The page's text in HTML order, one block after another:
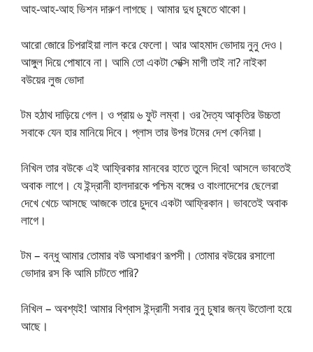
আহ-আহ-আহ ভিশন দারুণ লাগছে। আমার দুধ চুষতে থাকো।
আরো জোরে চিপরাইয়া লাল করে ফেলো। আর আহমাদ ভোদায় নুনু দেও।
আঙ্গুল দিয়ে পোষাবে না। আমি তো একটা সেক্সি মাগী তাই না? নাইকা
বউয়ের লুজ ভোদা
টম হঠাথ দাড়িয়ে গেল। ও প্রায় ৬ ফুট লম্বা। ওর দৈত্য আকৃতির উচ্চতা
সবাকে যেন হার মানিয়ে দিবে। প্লাস তার উপর টমের দেশ কেনিয়া।
নিখিল তার বউকে এই আফ্রিকার মানবের হাতে তুলে দিবে! আসলে ভাবতেই
অবাক লাগে। যে ইন্দ্রানী হালদারকে পশ্চিম বঙ্গের ও বাংলাদেশের ছেলেরা
দেখে খেচে আসছে আজকে তারে চুদবে একটা আফ্রিকান। ভাবতেই অবাক
লাগে।
টম – বন্ধু আমার তোমার বউ অসাধারণ রূপসী। তোমার বউয়ের রসালো
ভোদার রস কি আমি চাটতে পারি?
নিখিল – অবশ্যই! আমার বিশ্বাস ইন্দ্রানী সবার নুনু চুষার জন্য উতোলা হয়ে
আছে।